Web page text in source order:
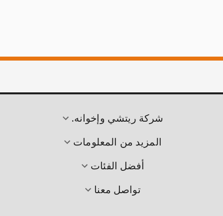
شركة ريتشي وإخوانه.
المزيد من المعلومات
أفضل الفئات
تواصل معنا